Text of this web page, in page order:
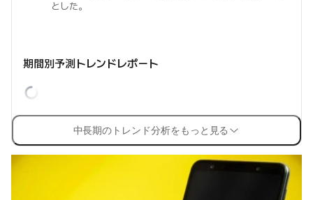
とした。
期間別予測トレンドレポート
中長期のトレンド分析をもっと見る